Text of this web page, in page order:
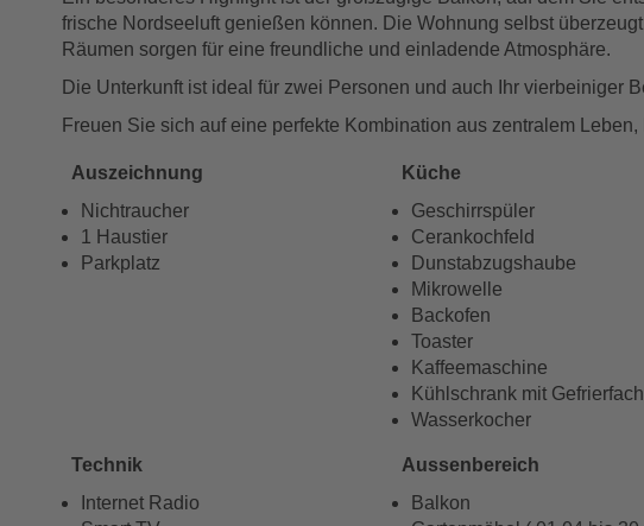
frische Nordseeluft genießen können. Die Wohnung selbst
Räumen sorgen für eine freundliche und einladende Atmosphäre.
Die Unterkunft ist ideal für zwei Personen und auch Ihr vierbeiniger
Freuen Sie sich auf eine perfekte Kombination aus zentralem
Auszeichnung
Nichtraucher
1 Haustier
Parkplatz
Küche
Geschirrspüler
Cerankochfeld
Dunstabzugshaube
Mikrowelle
Backofen
Toaster
Kaffeemaschine
Kühlschrank mit Gefrierfach
Wasserkocher
Technik
Internet Radio
Aussenbereich
Balkon